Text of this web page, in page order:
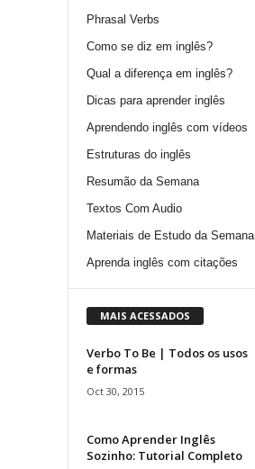
Phrasal Verbs
Como se diz em inglês?
Qual a diferença em inglês?
Dicas para aprender inglês
Aprendendo inglês com vídeos
Estruturas do inglês
Resumão da Semana
Textos Com Audio
Materiais de Estudo da Semana
Aprenda inglês com citações
MAIS ACESSADOS
Verbo To Be | Todos os usos
e formas
Oct 30, 2015
Como Aprender Inglês
Sozinho: Tutorial Completo